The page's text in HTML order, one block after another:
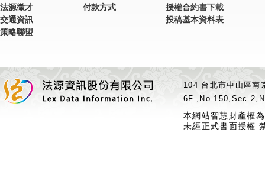
法源徵才
交通資訊
策略聯盟
付款方式
授權合約書下載
投稿基本資料表
104 台北市中山區
本網站智慧財產權
未經正式書面授權